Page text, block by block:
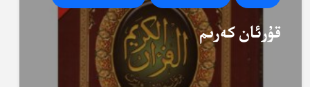
قۇرئان كەرىم